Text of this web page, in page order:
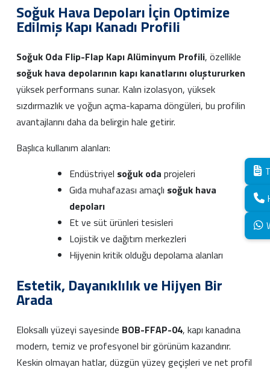
Soğuk Hava Depoları İçin Optimize
Edilmiş Kapı Kanadı Profili
Soğuk Oda Flip-Flap Kapı Alüminyum Profili, özellikle
soğuk hava depolarının kapı kanatlarını oluştururken
yüksek performans sunar. Kalın izolasyon, yüksek
sızdırmazlık ve yoğun açma-kapama döngüleri, bu profilin
avantajlarını daha da belirgin hale getirir.
Başlıca kullanım alanları:
Endüstriyel soğuk oda projeleri
Gıda muhafazası amaçlı soğuk hava
depoları
Et ve süt ürünleri tesisleri
Lojistik ve dağıtım merkezleri
Hijyenin kritik olduğu depolama alanları
Estetik, Dayanıklılık ve Hijyen Bir
Arada
Eloksallı yüzeyi sayesinde BOB-FFAP-04, kapı kanadına
modern, temiz ve profesyonel bir görünüm kazandırır.
Keskin olmayan hatlar, düzgün yüzey geçişleri ve net profil